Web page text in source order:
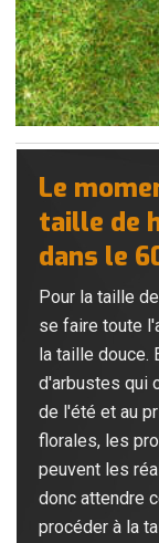
Le
taille de
dans le
Pour la taille
se faire toute
la taille douce.
d'arbustes qui
de l'été et au
florales, les
peuvent les
donc attendre
procéder à la